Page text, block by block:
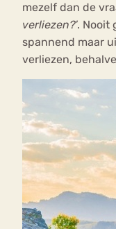
mezelf dan de
verliezen?’.
spannend maar
verliezen,